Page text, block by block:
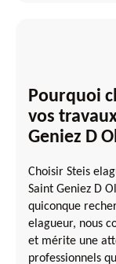
Pourquoi
vos
Geniez D
Choisir Steis
Saint Geniez D
quiconque
elagueur, nous
et mérite une
professionnels